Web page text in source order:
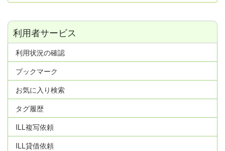
利用者サービス
利用状況の確認
ブックマーク
お気に入り検索
タグ履歴
ILL複写依頼
ILL貸借依頼